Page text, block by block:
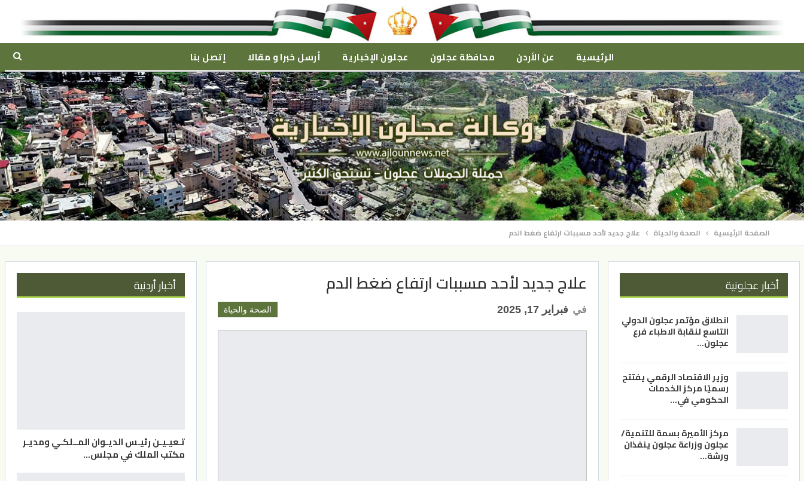
الرئيسية عن الأردن محافظة عجلون عجلون الإخبارية أرسل خبرا و مقالا إتصل بنا
الصفحة الرئيسية الصحة والحياة علاج جديد لأحد مسببات ارتفاع ضغط الدم
علاج جديد لأحد مسببات ارتفاع ضغط الدم
الصحة والحياة في فبراير 17, 2025
أخبار عجلونية
انطلاق مؤتمر عجلون الدولي
التاسع لنقابة الاطباء فرع
عجلون…
وزير الاقتصاد الرقمي يفتتح
رسميًا مركز الخدمات
الحكومي في…
مركز الأميرة بسمة للتنمية/
عجلون وزراعة عجلون ينفذان
ورشة…
أخبار أردنية
تـعيـيـن رئيـس الديـوان المــلكـي ومديـر
مكتب الملك في مجلس…